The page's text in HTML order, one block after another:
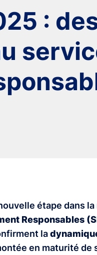
:
étape dans
Responsables
la
en maturité de